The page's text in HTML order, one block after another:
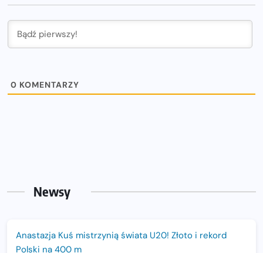
0 KOMENTARZY
Newsy
Anastazja Kuś mistrzynią świata U20! Złoto i rekord
Polski na 400 m